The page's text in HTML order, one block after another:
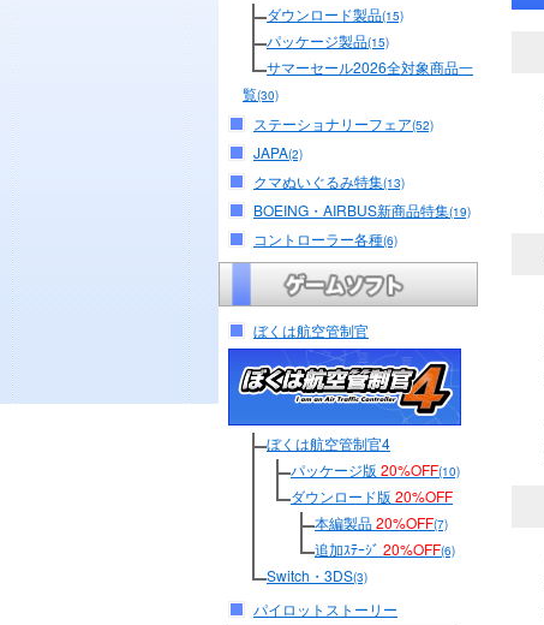
ダウンロード製品(15)
パッケージ製品(15)
サマーセール2026全対象商品一
覧(30)
ステーショナリーフェア(52)
JAPA(2)
クマぬいぐるみ特集(13)
BOEING・AIRBUS新商品特集(19)
コントローラー各種(6)
ぼくは航空管制官
ぼくは航空管制官4
パッケージ版 20%OFF(10)
ダウンロード版 20%OFF
本編製品20%OFF(7)
追加ｽﾃｰｼﾞ 20%OFF(6)
Switch・3DS(3)
パイロットストーリー